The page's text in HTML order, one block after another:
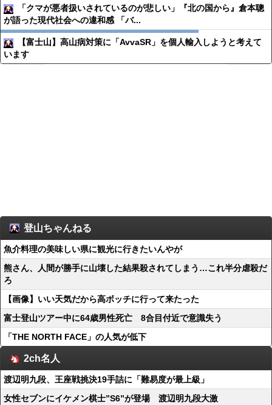
「クマが悪者扱いされているのが悲しい」『北の国から』倉本聰
が語った現代社会への違和感 「バ...
【富士山】高山病対策に「AvvaSR」を個人輸入しようと考えて
います
登山ちゃんねる
魚介料理の美味しい県に観光に行きたいんやが
熊さん、人間が勝手に山壊した結果殺されてしまう…これ半分虐殺だ
ろ
【画像】いい天気だから高ボッチに行って来たった
富士登山ツアー中に64歳男性死亡 8合目付近で意識失う
「THE NORTH FACE」の人気が低下
2ch名人
渡辺明九段、王座戦挑決19手詰に「難易度が最上級」
女性セブンにイケメン棋士”S6”が登場 渡辺明九段大激